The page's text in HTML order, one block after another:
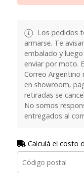
Los pedidos
armarse. Te
embalado y
enviar por moto.
Correo Argentino
en showroom,
retiradas se
No somos
entregados al
Calculá el costo